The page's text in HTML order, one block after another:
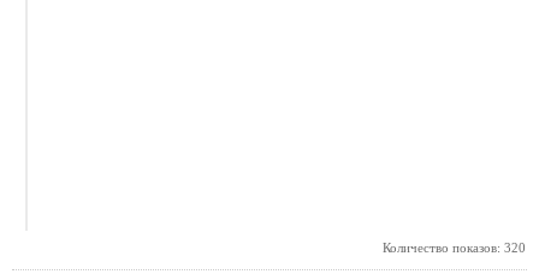
Количество показов: 320